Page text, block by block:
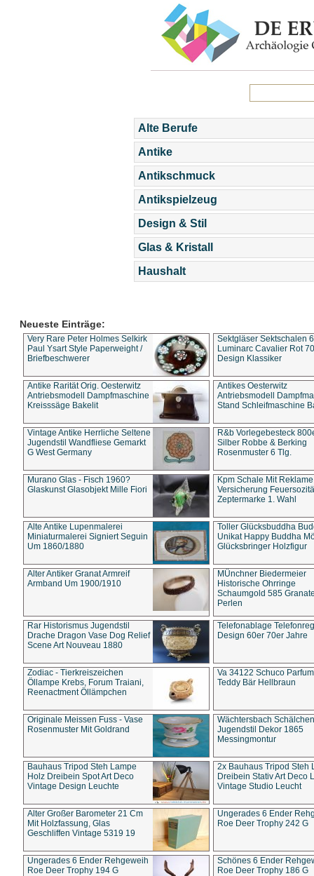
Alte Berufe
Antike
Antikschmuck
Antikspielzeug
Design & Stil
Glas & Kristall
Haushalt
Neueste Einträge:
Very Rare Peter Holmes Selkirk
Paul Ysart Style Paperweight /
Briefbeschwerer
Sektgläser Sektschalen
Luminarc Cavalier Rot
Design Klassiker
Antike Rarität Orig. Oesterwitz
Antriebsmodell Dampfmaschine
Kreisssäge Bakelit
Antikes Oesterwitz
Antriebsmodell
Stand Schleifmaschine
Vintage Antike Herrliche Seltene
Jugendstil Wandfliese Gemarkt
G West Germany
R&b Vorlegebesteck
Silber Robbe & Berking
Rosenmuster 6 Tlg.
Murano Glas - Fisch 1960?
Glaskunst Glasobjekt Mille Fiori
Kpm Schale Mit Reklame
Versicherung
Zeptermarke 1. Wahl
Alte Antike Lupenmalerei
Miniaturmalerei Signiert Seguin
Um 1860/1880
Toller Glücksbuddha
Unikat Happy Buddha
Glücksbringer Holzfigur
Alter Antiker Granat Armreif
Armband Um 1900/1910
MÜnchner Biedermeier
Historische Ohrringe
Schaumgold 585
Perlen
Rar Historismus Jugendstil
Drache Dragon Vase Dog Relief
Scene Art Nouveau 1880
Telefonablage
Design 60er 70er Jahre
Zodiac - Tierkreiszeichen
Öllampe Krebs, Forum Traiani,
Reenactment Öllämpchen
Va 34122 Schuco
Teddy Bär Hellbraun
Originale Meissen Fuss - Vase
Rosenmuster Mit Goldrand
Wächtersbach Schälchen
Jugendstil Dekor 1865
Messingmontur
Bauhaus Tripod Steh Lampe
Holz Dreibein Spot Art Deco
Vintage Design Leuchte
2x Bauhaus Tripod Steh
Dreibein Stativ Art Deco
Vintage Studio Leucht
Alter Großer Barometer 21 Cm
Mit Holzfassung, Glas
Geschliffen Vintage 5319 19
Ungerades 6 Ender
Roe Deer Trophy 242 G
Ungerades 6 Ender Rehgeweih
Roe Deer Trophy 194 G
Schönes 6 Ender
Roe Deer Trophy 186 G